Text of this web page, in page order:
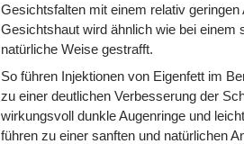
Gesichtsfalten mit einem relativ
Gesichtshaut wird ähnlich wie bei einem
natürliche Weise gestrafft.
So führen Injektionen von Eigenfett im
zu einer deutlichen Verbesserung der
wirkungsvoll dunkle Augenringe und
führen zu einer sanften und natürlichen